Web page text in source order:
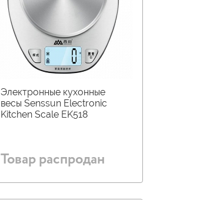
Электронные кухонные
весы Senssun Electronic
Kitchen Scale EK518
Товар распродан